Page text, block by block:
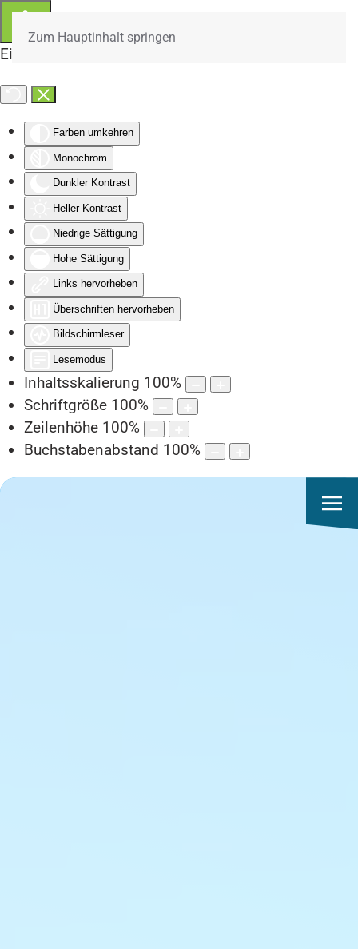
Eingabehilfen öffnen
Farben umkehren
Monochrom
Dunkler Kontrast
Heller Kontrast
Niedrige Sättigung
Hohe Sättigung
Links hervorheben
Überschriften hervorheben
Bildschirmleser
Lesemodus
Inhaltsskalierung 100%
Schriftgröße 100%
Zeilenhöhe 100%
Buchstabenabstand 100%
Zum Hauptinhalt springen